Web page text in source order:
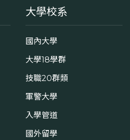
大學校系
國內大學
大學18學群
技職20群類
軍警大學
入學管道
國外留學